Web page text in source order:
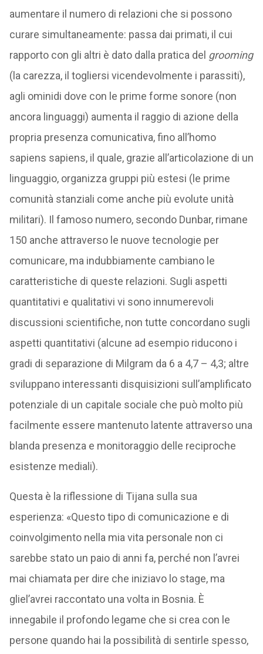
aumentare il numero di relazioni che si possono
curare simultaneamente: passa dai primati, il cui
rapporto con gli altri è dato dalla pratica del grooming
(la carezza, il togliersi vicendevolmente i parassiti),
agli ominidi dove con le prime forme sonore (non
ancora linguaggi) aumenta il raggio di azione della
propria presenza comunicativa, fino all’homo
sapiens sapiens, il quale, grazie all’articolazione di un
linguaggio, organizza gruppi più estesi (le prime
comunità stanziali come anche più evolute unità
militari). Il famoso numero, secondo Dunbar, rimane
150 anche attraverso le nuove tecnologie per
comunicare, ma indubbiamente cambiano le
caratteristiche di queste relazioni. Sugli aspetti
quantitativi e qualitativi vi sono innumerevoli
discussioni scientifiche, non tutte concordano sugli
aspetti quantitativi (alcune ad esempio riducono i
gradi di separazione di Milgram da 6 a 4,7 – 4,3; altre
sviluppano interessanti disquisizioni sull’amplificato
potenziale di un capitale sociale che può molto più
facilmente essere mantenuto latente attraverso una
blanda presenza e monitoraggio delle reciproche
esistenze mediali).
Questa è la riflessione di Tijana sulla sua
esperienza: «Questo tipo di comunicazione e di
coinvolgimento nella mia vita personale non ci
sarebbe stato un paio di anni fa, perché non l’avrei
mai chiamata per dire che iniziavo lo stage, ma
gliel’avrei raccontato una volta in Bosnia. È
innegabile il profondo legame che si crea con le
persone quando hai la possibilità di sentirle spesso,